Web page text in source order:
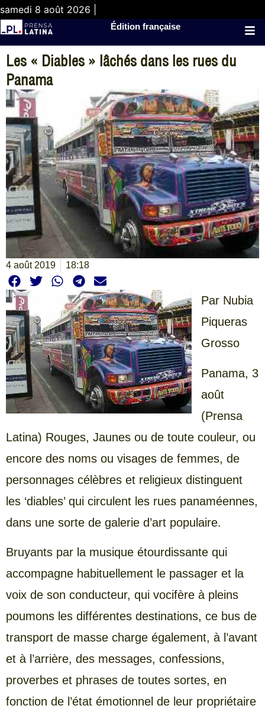
samedi 8 août 2026 |
Édition française
Les « Diables » lâchés dans les rues du
Panama
4 août 2019 18:18
Par Nubia
Piqueras
Grosso
Panama, 3
août
(Prensa
Latina) Rouges, Jaunes ou de toute couleur, ou
encore des noms ou visages de femmes, de
personnages célèbres et religieux distinguent
les ‘diables’ qui circulent les rues panaméennes,
dans une sorte de galerie d’art populaire.
Bruyants par la musique étourdissante qui
accompagne habituellement le passager et la
voix de son conducteur, qui vocifère à pleins
poumons les différentes destinations, ce bus de
transport de masse charge également, à l’avant
et à l’arrière, des messages, confessions,
proverbes et phrases de toutes sortes, en
fonction de l’état émotionnel de leur propriétaire